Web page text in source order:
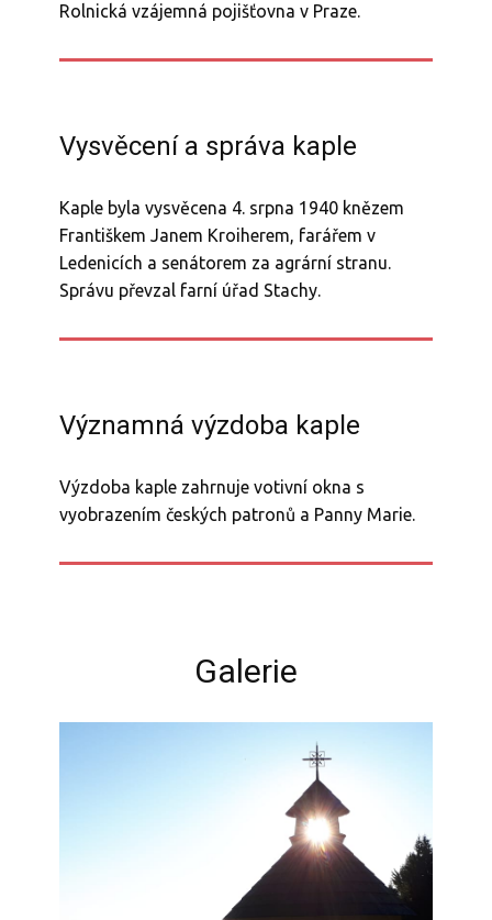
Rolnická vzájemná pojišťovna v Praze.
Vysvěcení a správa kaple
Kaple byla vysvěcena 4. srpna 1940 knězem
Františkem Janem Kroiherem, farářem v
Ledenicích a senátorem za agrární stranu.
Správu převzal farní úřad Stachy.
Významná výzdoba kaple
Výzdoba kaple zahrnuje votivní okna s
vyobrazením českých patronů a Panny Marie.
Galerie